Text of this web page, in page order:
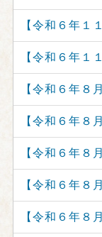
【令和６年
【令和６年
【令和６年
【令和６年
【令和６年
【令和６年
【令和６年